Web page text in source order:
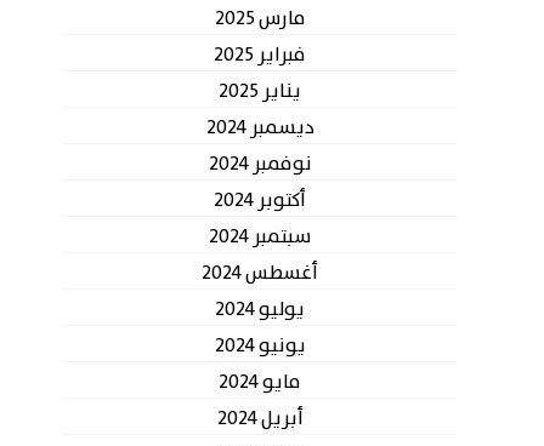
مارس 2025
فبراير 2025
يناير 2025
ديسمبر 2024
نوفمبر 2024
أكتوبر 2024
سبتمبر 2024
أغسطس 2024
يوليو 2024
يونيو 2024
مايو 2024
أبريل 2024